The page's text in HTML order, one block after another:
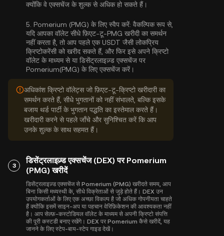
क्योंकि वे एक्सचेंज के शुल्क से अधिक हो सकते हैं।
5. Pomerium (PMG) के लिए स्वैप करें: वैकल्पिक रूप से,
यदि आपका वॉलेट सीधे फ़िएट-टू-PMG खरीदी का समर्थन
नहीं करता है, तो आप पहले एक USDT जैसी लोकप्रिय
क्रिप्टोकरेंसी को खरीद सकते हैं, और फिर इसे अपने क्रिप्टो
वॉलेट के माध्यम से या डिसेंट्रलाइज़्ड एक्सचेंज पर
Pomerium(PMG) के लिए एक्सचेंज करें।
अधिकांश क्रिप्टो वॉलेट्स जो फ़िएट-टू-क्रिप्टो खरीदारी का
समर्थन करते हैं, सीधे भुगतानों को नहीं संभालते, बल्कि इसके
बजाय थर्ड पार्टी के भुगतान पद्धति का इस्तेमाल करते हैं।
खरीदारी करने से पहले जाँचे और सुनिश्चित करें कि आप
उनके शुल्क के साथ सहमत हैं।
3
डिसेंट्रलाइज़्ड एक्सचेंज (DEX) पर Pomerium
(PMG) खरीदें
डिसेंट्रलाइज़्ड एक्सचेंज से Pomerium (PMG) खरीदते समय, आप
बिना किसी मध्यस्थी के, सीधे विक्रेताओं से जुड़े होते हैं। DEX उन
उपयोगकर्ताओं के लिए एक अच्छा विकल्प है जो अधिक गोपनीयता चाहते
हैं क्योंकि इसमें साइन-अप या पहचान वेरिफ़िकेशन की आवश्यकता नहीं
है। आप सेल्फ़-कस्टोडियल वॉलेट के माध्यम से अपनी क्रिप्टो संपत्ति
की पूरी कस्टडी बनाए रखेंगे। DEX पर Pomerium कैसे खरीदें, यह
जानने के लिए स्टेप-बाय-स्टेप गाइड देखें।